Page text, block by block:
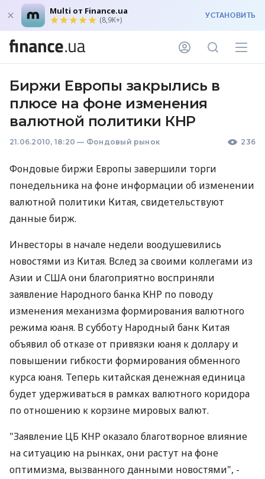
Multi от Finance.ua
(8,9K+) УСТАНОВИТЬ
Биржи Европы закрылись в
плюсе на фоне изменения
валютной политики КНР
21.06.2010, 18:20 — Фондовый рынок 236
Фондовые биржи Европы завершили торги
понедельника на фоне информации об изменении
валютной политики Китая, свидетельствуют
данные бирж.
Инвесторы в начале недели воодушевились
новостями из Китая. Вслед за своими коллегами из
Азии и США они благоприятно восприняли
заявление Народного банка КНР по поводу
изменения механизма формирования валютного
режима юаня. В субботу Народный банк Китая
объявил об отказе от привязки юаня к доллару и
повышении гибкости формирования обменного
курса юаня. Теперь китайская денежная единица
будет удерживаться в рамках валютного коридора
по отношению к корзине мировых валют.
"Заявление ЦБ КНР оказало благотворное влияние
на ситуацию на рынках, они растут на фоне
оптимизма, вызванного данными новостями", -